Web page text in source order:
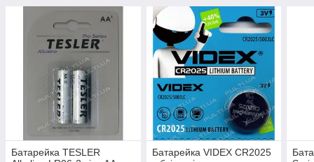
Батарейка TESLER
Батарейка VIDEX CR2025